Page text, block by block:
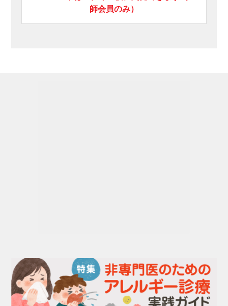
師会員のみ）